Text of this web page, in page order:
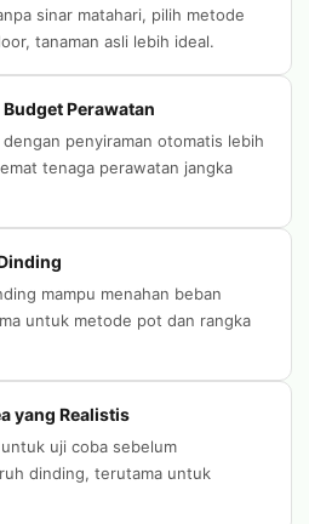
sinar matahari, pilih metode
tanaman asli lebih ideal.
Perawatan
penyiraman otomatis lebih
tenaga perawatan jangka
mampu menahan beban
untuk metode pot dan rangka
yang Realistis
uji coba sebelum
dinding, terutama untuk